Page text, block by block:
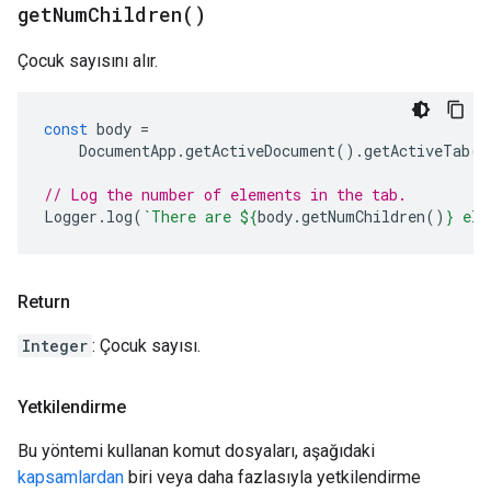
getNumChildren( )
Çocuk sayısını alır.
const body =
DocumentApp .getActiveDocument().getActiveTab
// Log the number of elements in the tab.
Logger . log( `There are ${body.getNumChildren() }
Return
Integer : Çocuk sayısı.
Yetkilendirme
Bu yöntemi kullanan komut dosyaları, aşağıdaki
kapsamlardan biri veya daha fazlasıyla yetkilendirme